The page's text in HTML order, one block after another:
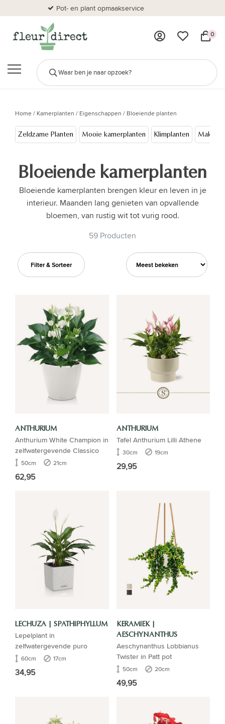
Pot- en plant opmaakservice
0
Home/ Kamerplanten / Eigenschappen / Bloeiende planten
Zeldzame Planten Mooie kamerplanten Klimplanten
Bloeiende kamerplanten
Bloeiende kamerplanten brengen kleur en leven in je
interieur. Maanden lang genieten van opvallende
bloemen, van rustig wit tot vurig rood.
59 Producten
Filter & Sorteer
ANTHURIUM
Anthurium White Champion in
zelfwatergevende Classico
50cm 21cm
62,95
ANTHURIUM
Tafel Anthurium Lilli Athene
30cm 19cm
29,95
LECHUZA | SPATHIPHYLLUM
Lepelplant in
zelfwatergevende puro
60cm 17cm
34,95
KERAMIEK |
AESCHYNANTHUS
Aeschynanthus Lobbianus
Twister in Patt pot
50cm 20cm
49,95